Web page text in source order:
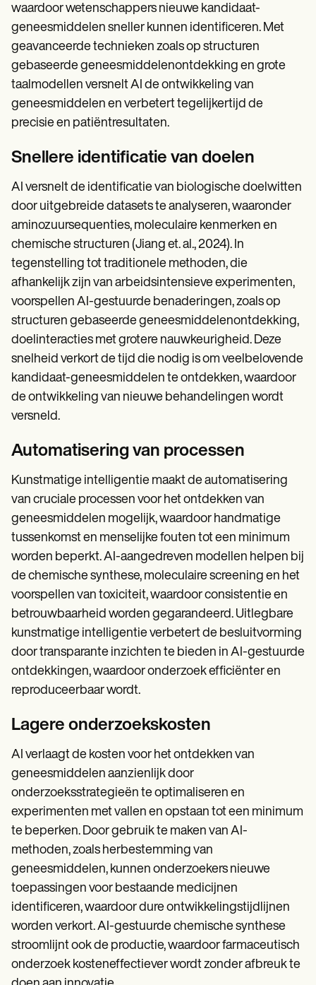
waardoor wetenschappers nieuwe kandidaat-
geneesmiddelen sneller kunnen identificeren. Met
geavanceerde technieken zoals op structuren
gebaseerde geneesmiddelenontdekking en grote
taalmodellen versnelt AI de ontwikkeling van
geneesmiddelen en verbetert tegelijkertijd de
precisie en patiëntresultaten.
Snellere identificatie van doelen
AI versnelt de identificatie van biologische doelwitten
door uitgebreide datasets te analyseren, waaronder
aminozuursequenties, moleculaire kenmerken en
chemische structuren (Jiang et. al., 2024). In
tegenstelling tot traditionele methoden, die
afhankelijk zijn van arbeidsintensieve experimenten,
voorspellen AI-gestuurde benaderingen, zoals op
structuren gebaseerde geneesmiddelenontdekking,
doelinteracties met grotere nauwkeurigheid. Deze
snelheid verkort de tijd die nodig is om veelbelovende
kandidaat-geneesmiddelen te ontdekken, waardoor
de ontwikkeling van nieuwe behandelingen wordt
versneld.
Automatisering van processen
Kunstmatige intelligentie maakt de automatisering
van cruciale processen voor het ontdekken van
geneesmiddelen mogelijk, waardoor handmatige
tussenkomst en menselijke fouten tot een minimum
worden beperkt. AI-aangedreven modellen helpen bij
de chemische synthese, moleculaire screening en het
voorspellen van toxiciteit, waardoor consistentie en
betrouwbaarheid worden gegarandeerd. Uitlegbare
kunstmatige intelligentie verbetert de besluitvorming
door transparante inzichten te bieden in AI-gestuurde
ontdekkingen, waardoor onderzoek efficiënter en
reproduceerbaar wordt.
Lagere onderzoekskosten
AI verlaagt de kosten voor het ontdekken van
geneesmiddelen aanzienlijk door
onderzoeksstrategieën te optimaliseren en
experimenten met vallen en opstaan tot een minimum
te beperken. Door gebruik te maken van AI-
methoden, zoals herbestemming van
geneesmiddelen, kunnen onderzoekers nieuwe
toepassingen voor bestaande medicijnen
identificeren, waardoor dure ontwikkelingstijdlijnen
worden verkort. AI-gestuurde chemische synthese
stroomlijnt ook de productie, waardoor farmaceutisch
onderzoek kosteneffectiever wordt zonder afbreuk te